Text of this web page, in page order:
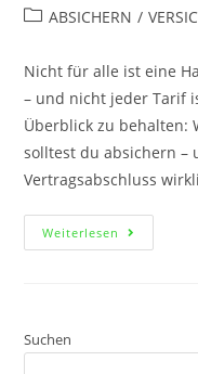
ABSICHERN /
Nicht für alle ist eine
– und nicht jeder Tarif
Überblick zu behalten:
solltest du absichern –
Vertragsabschluss
Weiterlesen
Suchen